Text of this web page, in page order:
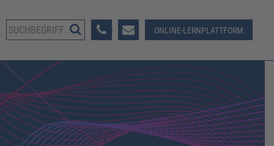
08233 381-123 ONLINE-LERNPLATTFORM